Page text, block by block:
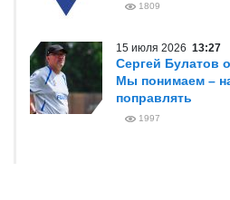
1809
15 июля 2026 13:27
Сергей Булатов
Мы понимаем –
поправлять
1997